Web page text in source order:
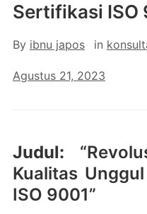
Sertifikasi ISO
By ibnu japos in
Agustus 21, 2023
Judul:
Kualitas
ISO 9001”